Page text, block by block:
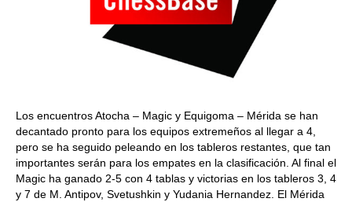
Los encuentros Atocha – Magic y Equigoma – Mérida se han
decantado pronto para los equipos extremeños al llegar a 4,
pero se ha seguido peleando en los tableros restantes, que tan
importantes serán para los empates en la clasificación. Al final el
Magic ha ganado 2-5 con 4 tablas y victorias en los tableros 3, 4
y 7 de M. Antipov, Svetushkin y Yudania Hernandez. El Mérida